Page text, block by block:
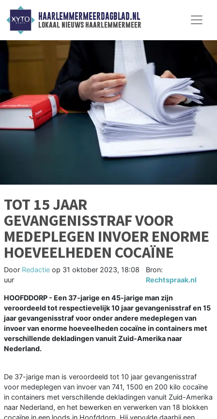
HAARLEMMERMEERDAGBLAD.NL
lokaal nieuws haarlemmermeer
TOT 15 JAAR
GEVANGENISSTRAF VOOR
MEDEPLEGEN INVOER ENORME
HOEVEELHEDEN COCAÏNE
Door Redactie op 31 oktober 2023, 18:08
uur
Bron:
Rechtspraak.nl
HOOFDDORP - Een 37-jarige en 45-jarige man zijn
veroordeeld tot respectievelijk 10 jaar gevangenisstraf en 15
jaar gevangenisstraf voor onder andere medeplegen van
invoer van enorme hoeveelheden cocaïne in containers met
verschillende dekladingen vanuit Zuid-Amerika naar
Nederland.
De 37-jarige man is veroordeeld tot 10 jaar gevangenisstraf
voor medeplegen van invoer van 741, 1500 en 200 kilo cocaïne
in containers met verschillende dekladingen vanuit Zuid-Amerika
naar Nederland, en het bewerken en verwerken van 18 blokken
cocaïne in een loods in Hoofddorp. Hij vervulde daarbij een